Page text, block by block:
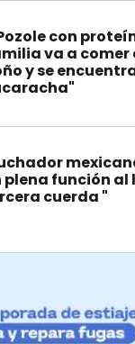
con
va a comer
y se
plena función al
cuerda "